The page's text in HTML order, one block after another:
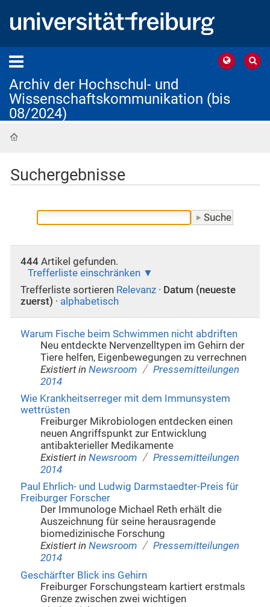
Archiv der Hochschul- und
Wissenschaftskommunikation (bis
08/2024)
Suchergebnisse
444Artikel gefunden.
Trefferliste einschränken
Trefferliste sortieren Relevanz · Datum (neueste
zuerst) · alphabetisch
Warum Fische beim Schwimmen nicht abdriften
Neu entdeckte Nervenzelltypen im Gehirn der
Tiere helfen, Eigenbewegungen zu verrechnen
Existiert in Newsroom / Pressemitteilungen
2014
Wie Krankheitserreger mit dem Immunsystem
wettrüsten
Freiburger Mikrobiologen entdecken einen
neuen Angriffspunkt zur Entwicklung
antibakterieller Medikamente
Existiert in Newsroom / Pressemitteilungen
2014
Paul Ehrlich- und Ludwig Darmstaedter-Preis für
Freiburger Forscher
Der Immunologe Michael Reth erhält die
Auszeichnung für seine herausragende
biomedizinische Forschung
Existiert in Newsroom / Pressemitteilungen
2014
Geschärfter Blick ins Gehirn
Freiburger Forschungsteam kartiert erstmals
Grenze zwischen zwei wichtigen